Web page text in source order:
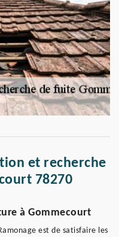
et recherche
78270
à Gommecourt
est de satisfaire les